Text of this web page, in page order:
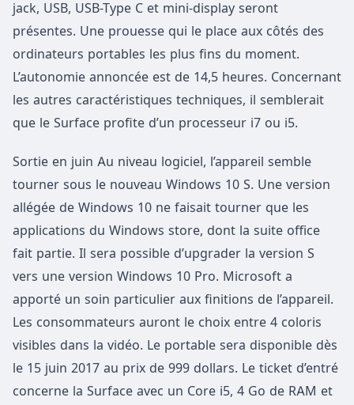
jack, USB, USB-Type C et mini-display seront
présentes. Une prouesse qui le place aux côtés des
ordinateurs portables les plus fins du moment.
L’autonomie annoncée est de 14,5 heures. Concernant
les autres caractéristiques techniques, il semblerait
que le Surface profite d’un processeur i7 ou i5.
Sortie en juin Au niveau logiciel, l’appareil semble
tourner sous le nouveau Windows 10 S. Une version
allégée de Windows 10 ne faisait tourner que les
applications du Windows store, dont la suite office
fait partie. Il sera possible d’upgrader la version S
vers une version Windows 10 Pro. Microsoft a
apporté un soin particulier aux finitions de l’appareil.
Les consommateurs auront le choix entre 4 coloris
visibles dans la vidéo. Le portable sera disponible dès
le 15 juin 2017 au prix de 999 dollars. Le ticket d’entré
concerne la Surface avec un Core i5, 4 Go de RAM et